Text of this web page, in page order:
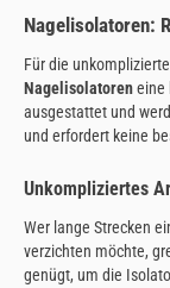
Nagelisolatoren:
Für die
Nagelisolatoreneine
ausgestattet und
und erfordert keine
Unkompliziertes
Wer lange Strecken
verzichten möchte,
genügt, um die